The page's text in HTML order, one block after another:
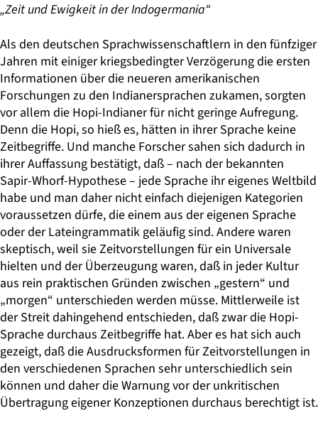
„Zeit und Ewigkeit in der Indogermania“
Als den deutschen Sprachwissenschaftlern in den fünfziger
Jahren mit einiger kriegsbedingter Verzögerung die ersten
Informationen über die neueren amerikanischen
Forschungen zu den Indianersprachen zukamen, sorgten
vor allem die Hopi-Indianer für nicht geringe Aufregung.
Denn die Hopi, so hieß es, hätten in ihrer Sprache keine
Zeitbegriffe. Und manche Forscher sahen sich dadurch in
ihrer Auffassung bestätigt, daß – nach der bekannten
Sapir-Whorf-Hypothese – jede Sprache ihr eigenes Weltbild
habe und man daher nicht einfach diejenigen Kategorien
voraussetzen dürfe, die einem aus der eigenen Sprache
oder der Lateingrammatik geläufig sind. Andere waren
skeptisch, weil sie Zeitvorstellungen für ein Universale
hielten und der Überzeugung waren, daß in jeder Kultur
aus rein praktischen Gründen zwischen „gestern“ und
„morgen“ unterschieden werden müsse. Mittlerweile ist
der Streit dahingehend entschieden, daß zwar die Hopi-
Sprache durchaus Zeitbegriffe hat. Aber es hat sich auch
gezeigt, daß die Ausdrucksformen für Zeitvorstellungen in
den verschiedenen Sprachen sehr unterschiedlich sein
können und daher die Warnung vor der unkritischen
Übertragung eigener Konzeptionen durchaus berechtigt ist.